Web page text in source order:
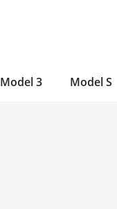
Model 3 Model S